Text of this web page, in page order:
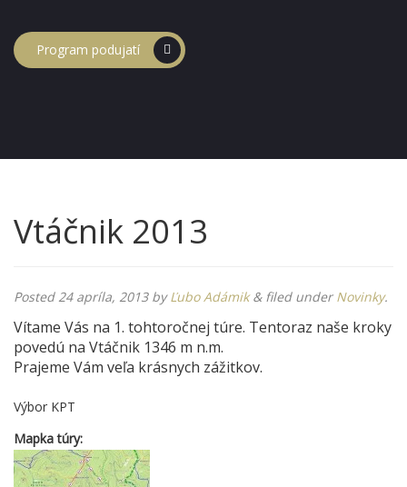
Program podujatí
Vtáčnik 2013
Posted24 apríla, 2013byĽubo Adámik &filed under Novinky.
Vítame Vás na 1. tohtoročnej túre. Tentoraz naše kroky
povedú na Vtáčnik 1346 m n.m.
Prajeme Vám veľa krásnych zážitkov.
Výbor KPT
Mapka túry: